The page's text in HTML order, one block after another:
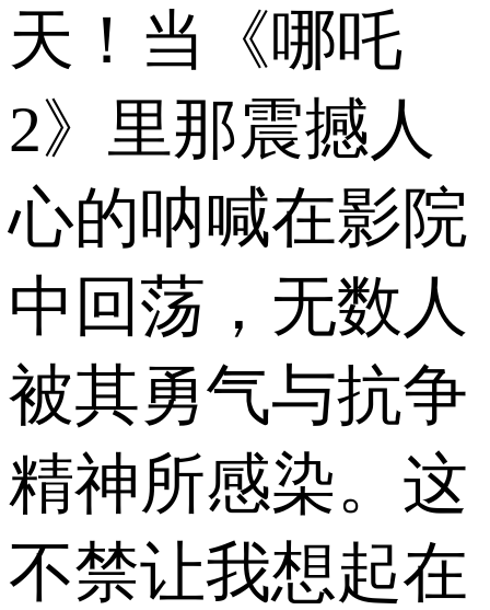
天！当《哪吒
2》里那震撼人
心的呐喊在影院
中回荡，无数人
被其勇气与抗争
精神所感染。这
不禁让我想起在